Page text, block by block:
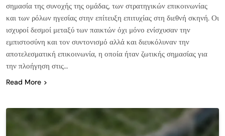
σημασία της συνοχής της ομάδας, των στρατηγικών επικοινωνίας
και των ρόλων ηγεσίας στην επίτευξη επιτυχίας στη διεθνή σκηνή. Οι
ισχυροί δεσμοί μεταξύ των παικτών όχι μόνο ενίσχυσαν την
εμπιστοσύνη και τον συντονισμό αλλά και διευκόλυναν την
αποτελεσματική επικοινωνία, η οποία ήταν ζωτικής σημασίας για
την πλοήγηση στις…
Read More